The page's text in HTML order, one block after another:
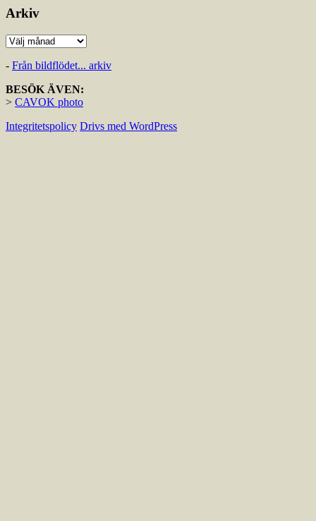
Arkiv
Arkiv
- Från bildflödet... arkiv
BESÖK ÄVEN:
> CAVOK photo
Integritetspolicy Drivs med WordPress